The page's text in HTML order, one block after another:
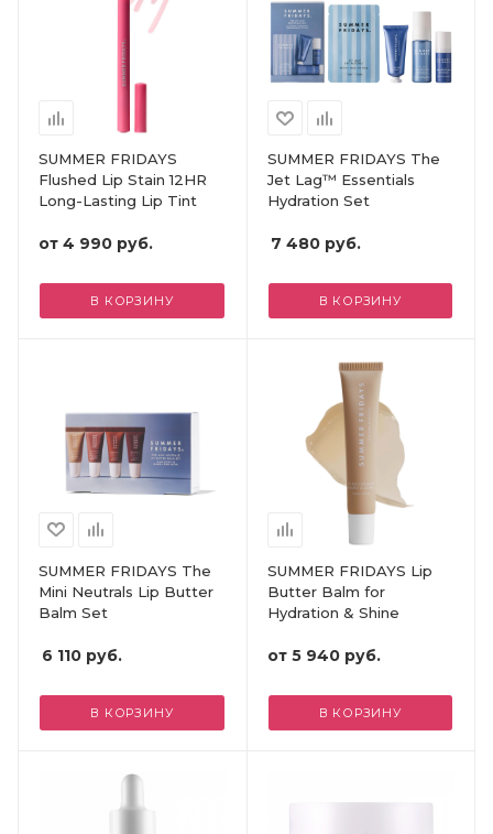
SUMMER FRIDAYS
Flushed Lip Stain 12HR
Long-Lasting Lip Tint
от 4 990 руб.
В КОРЗИНУ
SUMMER FRIDAYS The
Jet Lag™ Essentials
Hydration Set
7 480руб.
В КОРЗИНУ
SUMMER FRIDAYS The
Mini Neutrals Lip Butter
Balm Set
6 110 руб.
В КОРЗИНУ
SUMMER FRIDAYS Lip
Butter Balm for
Hydration & Shine
от 5 940 руб.
В КОРЗИНУ